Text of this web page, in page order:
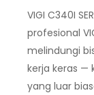
VIGI C340I
profesional
melindungi
kerja keras —
yang luar